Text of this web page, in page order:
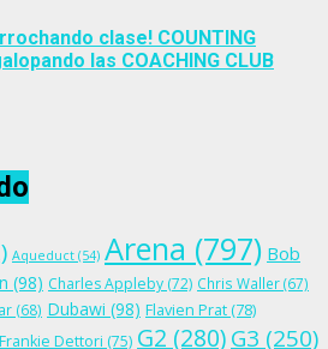
clase! COUNTING
las COACHING CLUB
Aqueduct (54) Arena (797) Bob
(98) Charles Appleby (72) Chris Waller(67)
(68) Dubawi (98) Flavien Prat (78)
Frankie Dettori (75) G2 (280)G3 (250)